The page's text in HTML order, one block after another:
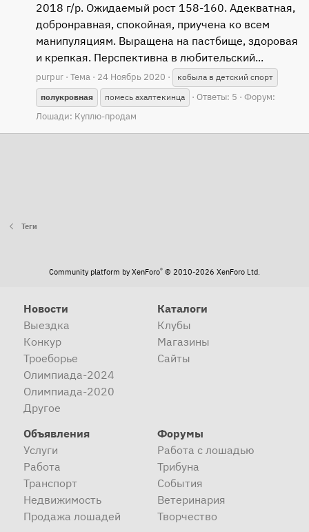
2018 г/р. Ожидаемый рост 158-160. Адекватная,
добронравная, спокойная, приучена ко всем
манипуляциям. Выращена на пастбище, здоровая
и крепкая. Перспективна в любительский...
purpur Тема 24 Ноябрь 2020
кобыла в детский спорт
полукровная
помесь ахалтекинца Ответы: 5
Форум:
Лошади: Куплю-продам
Теги
Community platform by XenForo® © 2010-2026 XenForo Ltd.
Новости
Выездка
Конкур
Троеборье
Олимпиада-2024
Олимпиада-2020
Другое
Каталоги
Клубы
Магазины
Сайты
Объявления
Услуги
Работа
Транспорт
Недвижимость
Продажа лошадей
Форумы
Работа с лошадью
Трибуна
События
Ветеринария
Творчество